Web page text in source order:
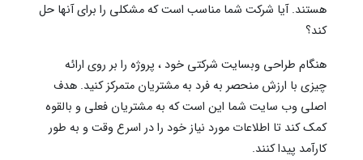
هستند. آیا شرکت شما مناسب است که مشکلی را برای آنها حل
کند؟
هنگام طراحی وبسایت شرکتی خود ، پروژه را بر روی ارائه
چیزی با ارزش منحصر به فرد به مشتریان متمرکز کنید. هدف
اصلی وب سایت شما این است که به مشتریان فعلی و بالقوه
کمک کند تا اطلاعات مورد نیاز خود را در اسرع وقت و به طور
کارآمد پیدا کنند.